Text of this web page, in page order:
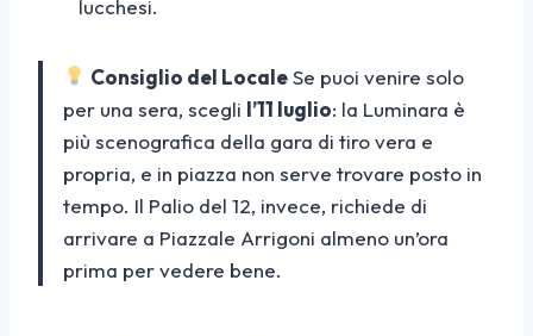
lucchesi.
Consiglio del LocaleSe puoi venire solo
per una sera, scegli l’11 luglio: la Luminara è
più scenografica della gara di tiro vera e
propria, e in piazza non serve trovare posto in
tempo. Il Palio del 12, invece, richiede di
arrivare a Piazzale Arrigoni almeno un’ora
prima per vedere bene.